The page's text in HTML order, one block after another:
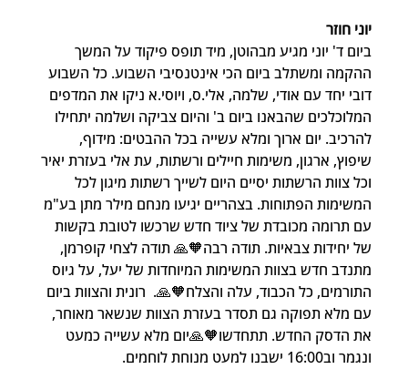
יוני חוזר
ביום ד' יוני מגיע מבהוטן, מיד תופס פיקוד על המשך
ההקמה ומשתלב ביום הכי אינטנסיבי השבוע. כל השבוע
דובי יחד עם אודי, שלמה, אלי.ס, ויוסי.א ניקו את המדפים
המלוכלכים שהבאנו ביום ב' והיום צביקה ושלמה יתחילו
להרכיב. יום ארוך ומלא עשייה בכל ההבטים: מידוף,
שיפוץ, ארגון, משימות חיילים ורשתות, עת אלי בעזרת יאיר
וכל צוות הרשתות יסיים היום לשייך רשתות מיגון לכל
המשימות הפתוחות. בצהריים יגיעו מנחם מילר מתן בע"מ
עם תרומה מכובדת של ציוד חדש שרכשו לטובת בקשות
של יחידות צבאיות. תודה רבה🧡🙏 תודה לצחי קופרמן,
מתנדב חדש בצוות המשימות המיוחדות של יעל, על גיוס
התורמים, כל הכבוד, עלה והצלח🧡🙏.  רונית והצוות ביום
עם מלא תפוקה גם תסדר בעזרת הצוות שנשאר מאוחר,
את הדסק החדש. תתחדשו🧡🙏יום מלא עשייה כמעט
ונגמר וב16:00 ישבנו למעט מנוחת לוחמים.